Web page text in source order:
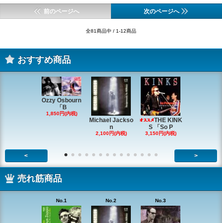
前のページへ 次のページへ
全81商品中 / 1-12商品
おすすめ商品
Ozzy Osbourn
「B
1,850円(内税)
Michael Jackso
n
2,100円(内税)
THE KINK
S 「So P
3,150円(内税)
< >
売れ筋商品
No.1 No.2 No.3